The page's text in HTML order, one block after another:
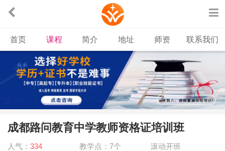
首页 课程 简介 地址 师资 联系我们
成都路问教育中学教师资格证培训班
人气： 334 教学点：7个
滚动开班